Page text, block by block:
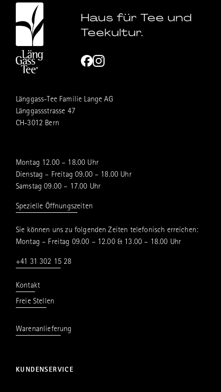
Haus für Tee und
Teekultur.
Länggass-Tee Familie Lange AG
Länggassstrasse 47
CH-3012 Bern
Montag 12.00 – 18.00 Uhr
Dienstag – Freitag 09.00 – 18.00 Uhr
Samstag 09.00 – 17.00 Uhr
Spezielle Öffnungszeiten
Sie können uns zu folgenden Zeiten telefonisch erreichen:
Montag – Freitag 09.00 – 12.00 & 13.00 – 18.00 Uhr
+41 31 302 15 28
Kontakt
Freie Stellen
Warenanlieferung
KUNDENSERVICE